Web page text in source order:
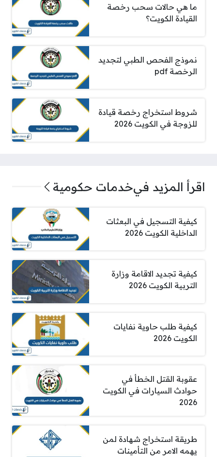
ما هي حالات سحب رخصة
القيادة الكويت؟
نموذج الفحص الطبي لتجديد
الرخصة pdf
شروط استخراج رخصة قيادة
للزوجة في الكويت 2026
اقرأ المزيد فيخدمات حكومية
كيفية التسجيل في البعثات
الداخلية الكويت 2026
كيفية تجديد الاقامة وزارة
التربية الكويت 2026
كيفية طلب حاوية نفايات
الكويت 2026
عقوبة القتل الخطأ في
حوادث السيارات في الكويت
2026
طريقة استخراج شهادة لمن
يهمه الامر من التأمينات